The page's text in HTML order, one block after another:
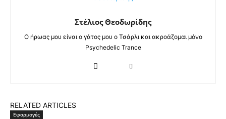
Στέλιος Θεοδωρίδης
Ο ήρωας μου είναι ο γάτος μου ο Τσάρλι και ακροάζομαι μόνο
Psychedelic Trance
RELATED ARTICLES
Εφαρμογές